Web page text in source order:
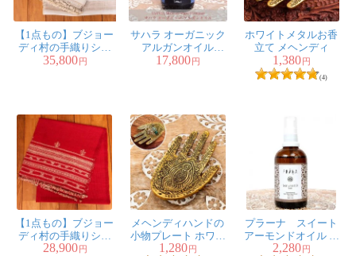
自然成分だけなので安心ですし、当面こちらを使ってい
きたいと思ってます
素敵な商品をありがとうございました
の人が参考になったと言っています
★★ ★★lily様
私はシシカイに混ぜてヘアケアしてます。
ギシギシせず、紙本来の自然なつややかさ、しなやかさ
が感じられるので、気に入ってます☆
2人
【1点もの】ブジョー
ディ村の手織りショ
ール
35,800円
サハラ オーガニック
アルガンオイル
500ml
17,800円
ホワイトメタルお香
立て メヘンディ
1,380円
(4)
【1点もの】ブジョー
ディ村の手織りショ
ール
28,900 円
メヘンディハンドの
小物プレート ホワイ
トメタル製
1,280 円
プラーナ スイート
アーモンドオイル オ
ーガニック 100ml
2,280 円